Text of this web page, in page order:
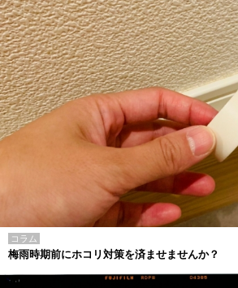
コラム
梅雨時期前にホコリ対策を済ませませんか？